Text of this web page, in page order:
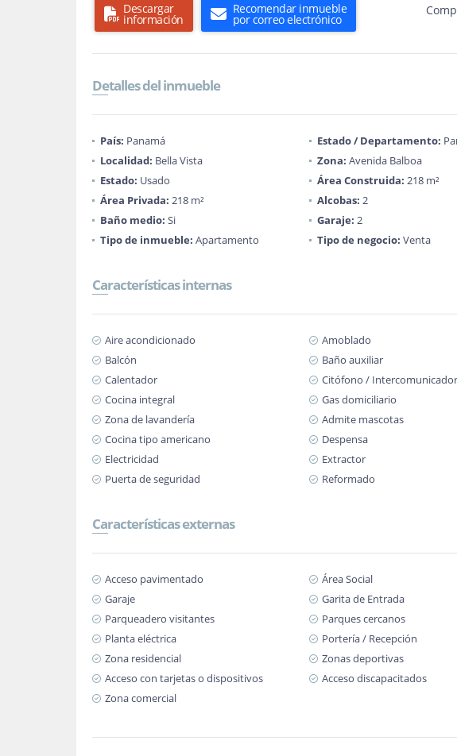
Descargar
información
Recomendar inmueble
por correo electrónico
Detalles del inmueble
País: Panamá Estado / Departamento:
Localidad: Bella Vista Zona: Avenida Balboa
Estado: Usado Área Construida: 218 m²
Área Privada: 218 m² Alcobas: 2
Baño medio: Si Garaje: 2
Tipo de inmueble: Apartamento Tipo de negocio: Venta
Características internas
Aire acondicionado Amoblado
Balcón
Baño auxiliar
Calentador
Citófono / Intercomunicador
Cocina integral
Gas domiciliario
Zona de lavandería
Admite mascotas
Cocina tipo americano
Despensa
Electricidad
Extractor
Puerta de seguridad
Reformado
Características externas
Acceso pavimentado Área Social
Garaje
Garita de Entrada
Parqueadero visitantes
Parques cercanos
Planta eléctrica
Portería / Recepción
Zona residencial
Zonas deportivas
Acceso con tarjetas o dispositivos
Acceso discapacitados
Zona comercial